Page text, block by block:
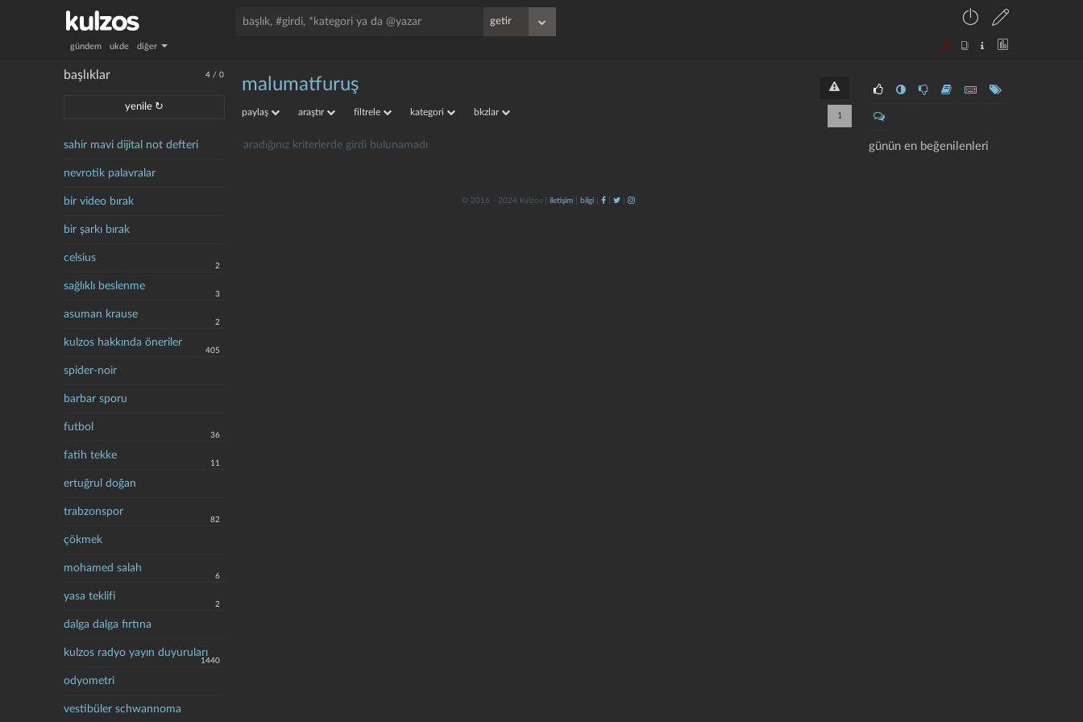
gündem ukde diğer
4 /0
başlıklar
yenile ↻
sahir mavi dijital not defteri
nevrotik palavralar
bir video bırak
bir şarkı bırak
celsius
2
sağlıklı beslenme
3
asuman krause
2
kulzos hakkında öneriler
405
spider-noir
barbar sporu
futbol
36
fatih tekke
11
ertuğrul doğan
trabzonspor
82
çökmek
mohamed salah
6
yasa teklifi
2
dalga dalga fırtına
kulzos radyo yayın duyuruları
1440
odyometri
vestibüler schwannoma
günün en beğenilenleri
malumatfuruş
paylaş araştır filtrele kategori bkzlar 1
aradığınız kriterlerde girdi bulunamadı
© 2016 - 2024 kulzos | iletişim bilgi